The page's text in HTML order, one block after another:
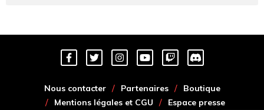
Nous contacter Partenaires
Boutique
Mentions légales et CGU
Espace presse